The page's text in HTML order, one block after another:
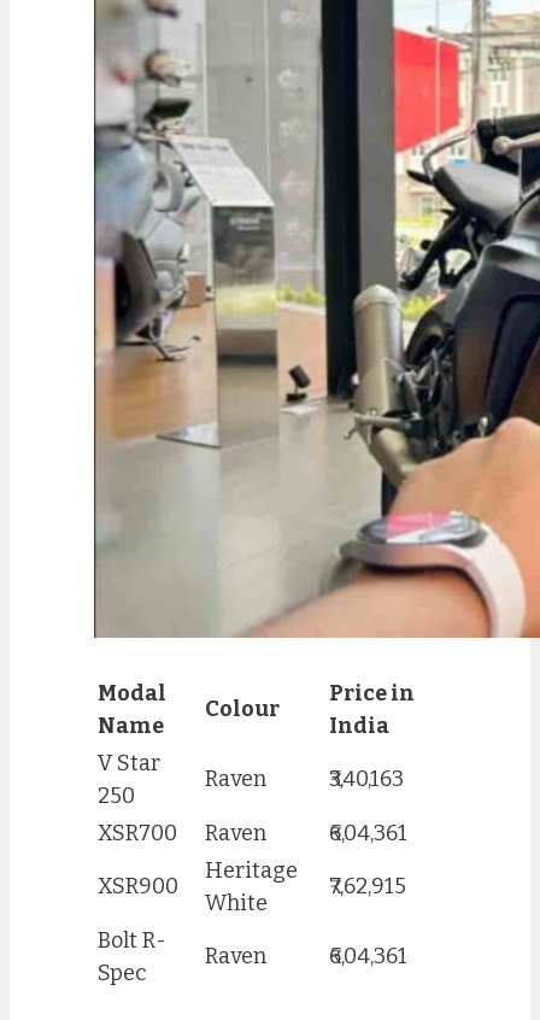
Modal
Name
Colour
Price in
India
V Star
250
Raven ₹3,40,163
XSR700 Raven
₹6,04,361
XSR900
Heritage
White
₹7,62,915
Bolt R-
Spec
Raven ₹6,04,361